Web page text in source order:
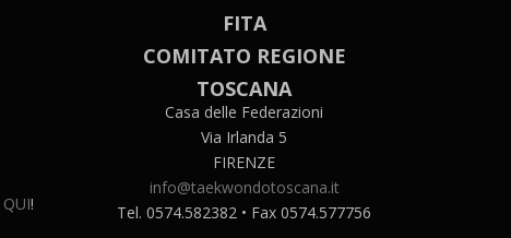
QUI!
FITA
COMITATO REGIONE
TOSCANA
Casa delle Federazioni
Via Irlanda 5
FIRENZE
info@taekwondotoscana.it
Tel. 0574.582382 • Fax 0574.577756